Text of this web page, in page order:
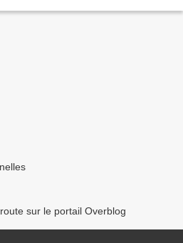
sur le portail Overblog